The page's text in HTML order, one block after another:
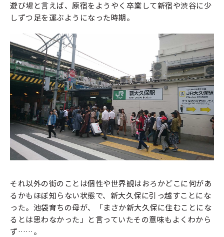
遊び場と言えば、原宿をようやく卒業して新宿や渋谷に少
しずつ足を運ぶようになった時期。
それ以外の街のことは個性や世界観はおろかどこに何があ
るかもほぼ知らない状態で、新大久保に引っ越すことにな
った。池袋育ちの母が、「まさか新大久保に住むことにな
るとは思わなかった」と言っていたその意味もよくわから
ず……。